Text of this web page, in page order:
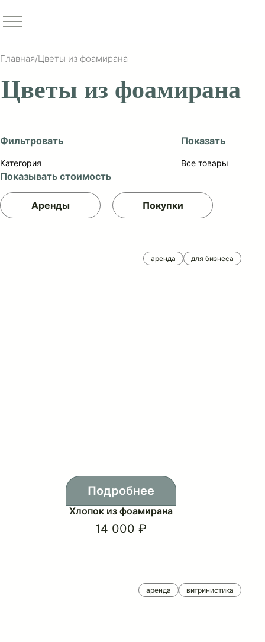
Главная/Цветы из фоамирана
Цветы из фоамирана
Фильтровать
Категория
Показать
Все товары
Показывать стоимость
Аренды Покупки
аренда для бизнеса
Подробнее
Хлопок из фоамирана
14 000 ₽
аренда витринистика